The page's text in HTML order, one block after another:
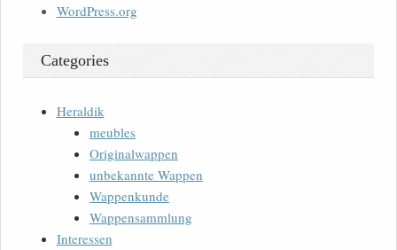
WordPress.org
Categories
Heraldik
meubles
Originalwappen
unbekannte Wappen
Wappenkunde
Wappensammlung
Interessen